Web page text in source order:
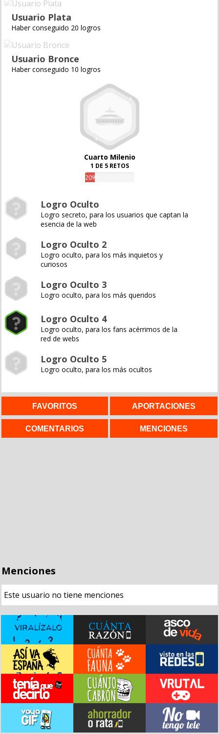
Usuario Plata
Haber conseguido 20 logros
Usuario Bronce
Haber conseguido 10 logros
Cuarto Milenio
1 DE 5 RETOS
20%
Logro Oculto
Logro secreto, para los usuarios que captan la
esencia de la web
Logro Oculto 2
Logro oculto, para los más inquietos y
curiosos
Logro Oculto 3
Logro oculto, para los más queridos
Logro Oculto 4
Logro oculto, para los fans acérrimos de la
red de webs
Logro Oculto 5
Logro oculto, para los más ocultos
FAVORITOS APORTACIONES
COMENTARIOS MENCIONES
Menciones
Este usuario no tiene menciones